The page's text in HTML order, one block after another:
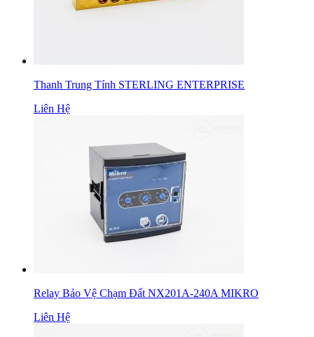
Thanh Trung Tính STERLING ENTERPRISE
Liên Hệ
Relay Bảo Vệ Chạm Đất NX201A-240A MIKRO
Liên Hệ